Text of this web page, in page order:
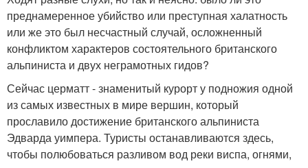
преднамеренное убийство или преступная халатность
или же это был несчастный случай, осложненный
конфликтом характеров состоятельного британского
альпиниста и двух неграмотных гидов?
Сейчас церматт - знаменитый курорт у подножия одной
из самых известных в мире вершин, который
прославило достижение британского альпиниста
Эдварда уимпера. Туристы останавливаются здесь,
чтобы полюбоваться разливом вод реки виспа, огнями,